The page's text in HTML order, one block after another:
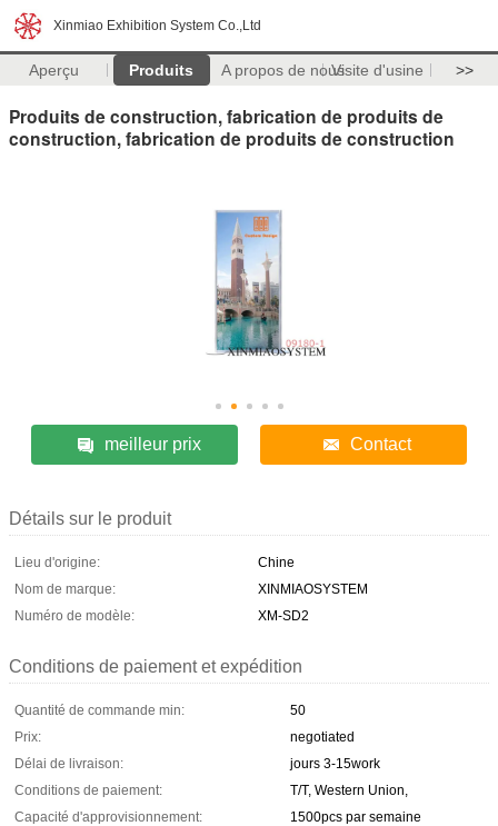
Xinmiao Exhibition System Co.,Ltd
Aperçu Produits A propos de nousVisite d'usine >>
Produits de construction, fabrication de produits de
construction, fabrication de produits de construction
meilleur prix Contact
Détails sur le produit
Lieu d'origine:
Chine
Nom de marque:
XINMIAOSYSTEM
Numéro de modèle:
XM-SD2
Conditions de paiement et expédition
Quantité de commande min:
50
Prix:
negotiated
Délai de livraison:
jours 3-15work
Conditions de paiement:
T/T, Western Union,
Capacité d'approvisionnement:
1500pcs par semaine